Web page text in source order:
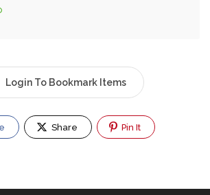
Login To Bookmark Items
Share Pin It